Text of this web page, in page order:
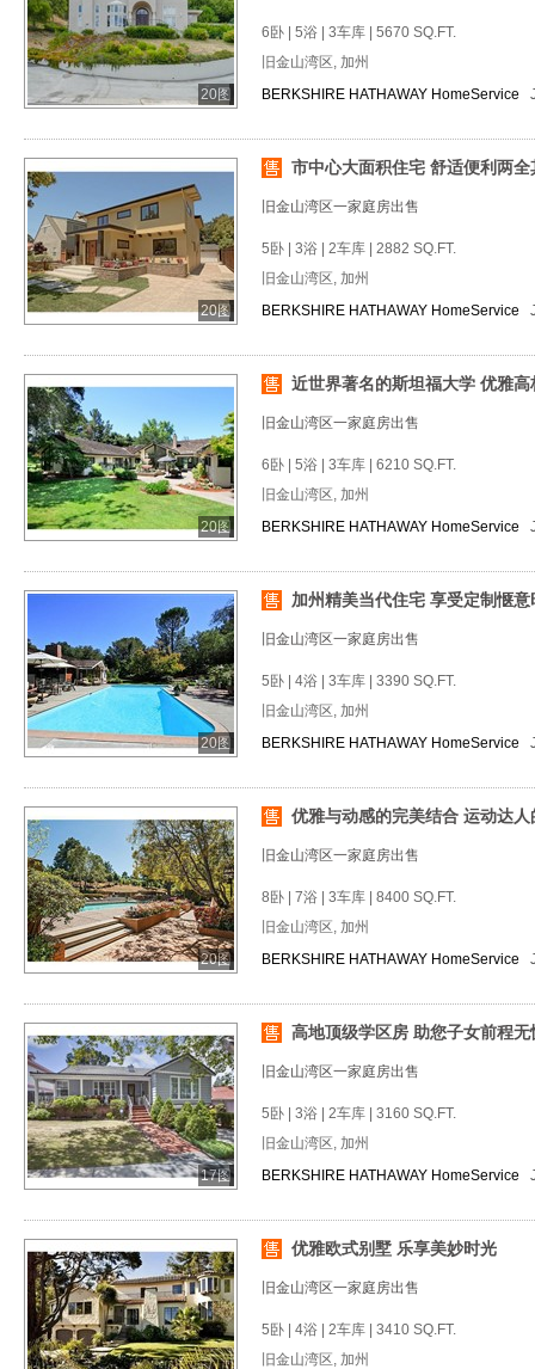
20图
6卧 | 5浴 | 3车库 | 5670 SQ.FT.
旧金山湾区, 加州
BERKSHIRE HATHAWAY HomeService
20图
市中心大面积住宅 舒适便利两全
旧金山湾区一家庭房出售
5卧 | 3浴 | 2车库 | 2882 SQ.FT.
旧金山湾区, 加州
BERKSHIRE HATHAWAY HomeService
20图
近世界著名的斯坦福大学 优雅高
旧金山湾区一家庭房出售
6卧 | 5浴 | 3车库 | 6210 SQ.FT.
旧金山湾区, 加州
BERKSHIRE HATHAWAY HomeService
20图
加州精美当代住宅 享受定制惬意
旧金山湾区一家庭房出售
5卧 | 4浴 | 3车库 | 3390 SQ.FT.
旧金山湾区, 加州
BERKSHIRE HATHAWAY HomeService
20图
优雅与动感的完美结合 运动达人
旧金山湾区一家庭房出售
8卧 | 7浴 | 3车库 | 8400 SQ.FT.
旧金山湾区, 加州
BERKSHIRE HATHAWAY HomeService
17图
高地顶级学区房 助您子女前程无
旧金山湾区一家庭房出售
5卧 | 3浴 | 2车库 | 3160 SQ.FT.
旧金山湾区, 加州
BERKSHIRE HATHAWAY HomeService
优雅欧式别墅 乐享美妙时光
旧金山湾区一家庭房出售
5卧 | 4浴 | 2车库 | 3410 SQ.FT.
旧金山湾区, 加州